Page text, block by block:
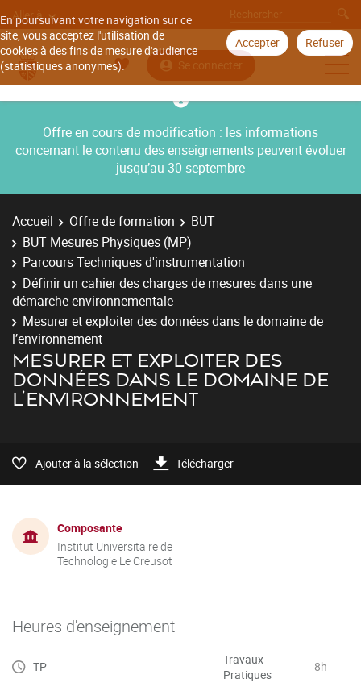
En poursuivant votre navigation sur ce
site, vous acceptez l'utilisation de
cookies à des fins de mesure d'audience
(statistiques anonymes).
Accepter Refuser
Aller à
Se connecter
Offre en cours de modification : les informations
concernant le contenu des enseignements peuvent évoluer
jusqu’au 30 septembre
Accueil Offre de formation
BUT
BUT Mesures Physiques (MP)
Parcours Techniques d'instrumentation
Définir un cahier des charges de mesures dans une
démarche environnementale
Mesurer et exploiter des données dans le domaine de
l’environnement
MESURER ET EXPLOITER DES
DONNÉES DANS LE DOMAINE DE
L’ENVIRONNEMENT
Ajouter à la sélection Télécharger
Composante
Institut Universitaire de
Technologie Le Creusot
Heures d'enseignement
TP
Travaux
Pratiques
8h